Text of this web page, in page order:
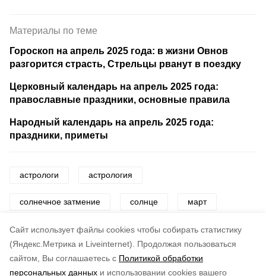
Cайт использует файлы cookies чтобы собирать статистику
(Яндекс.Метрика и Liveinternet).
Продолжая пользоваться
сайтом, Вы соглашаетесь с Политикой обработки
персональных данных и использовании cookies вашего
Материалы по теме
Гороскоп на апрель 2025 года: в жизни Овнов
разгорится страсть, Стрельцы рванут в поездку
Церковный календарь на апрель 2025 года:
православные праздники, основные правила
Народный календарь на апрель 2025 года:
праздники, приметы
астрологи астрология
солнечное затмение солнце март
астрономия космос